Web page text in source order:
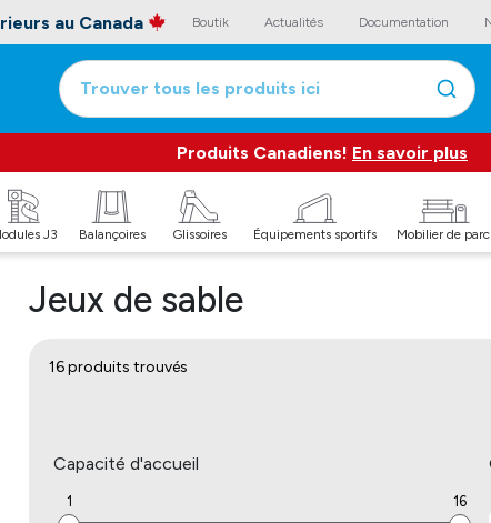
au Canada Boutik Actualités Documentation
Trouver tous les produits ici
Produits Canadiens! En savoir plus
J3 Balançoires Glissoires Équipements sportifs Mobilier de parc
Jeux de sable
16 produits trouvés
Capacité d'accueil
1 16